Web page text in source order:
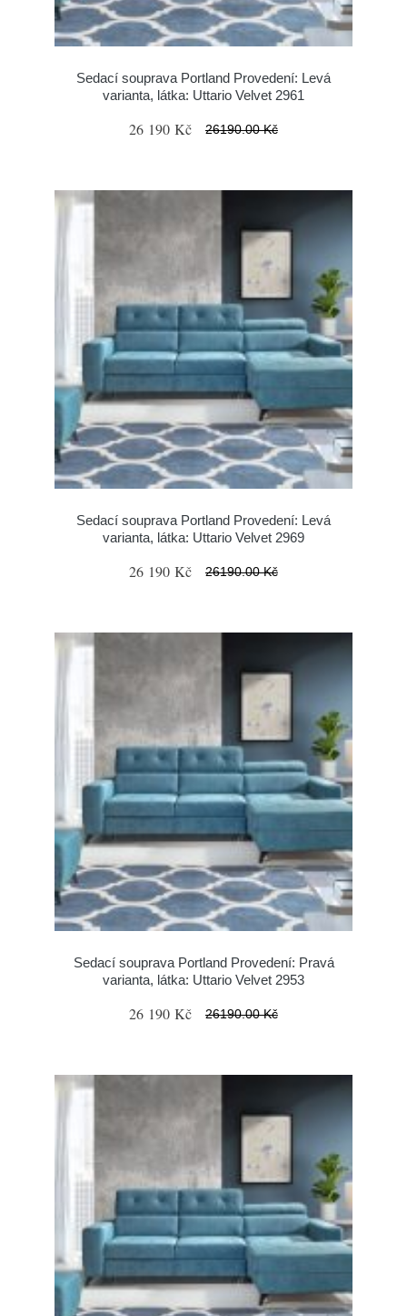
Sedací souprava Portland Provedení: Levá
varianta, látka: Uttario Velvet 2961
26 190 Kč 26190.00 Kč
Sedací souprava Portland Provedení: Levá
varianta, látka: Uttario Velvet 2969
26 190 Kč 26190.00 Kč
Sedací souprava Portland Provedení: Pravá
varianta, látka: Uttario Velvet 2953
26 190 Kč 26190.00 Kč